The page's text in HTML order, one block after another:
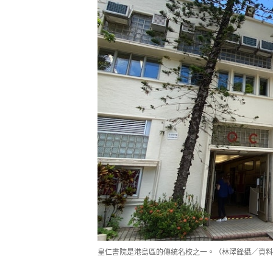
皇仁書院是港島區的傳統名校之一。（林澤鋒攝／資